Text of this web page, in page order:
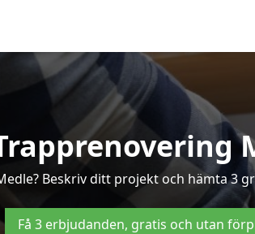
Beskriv ditt projekt och hämta 3
Få 3 erbjudanden, gratis och utan